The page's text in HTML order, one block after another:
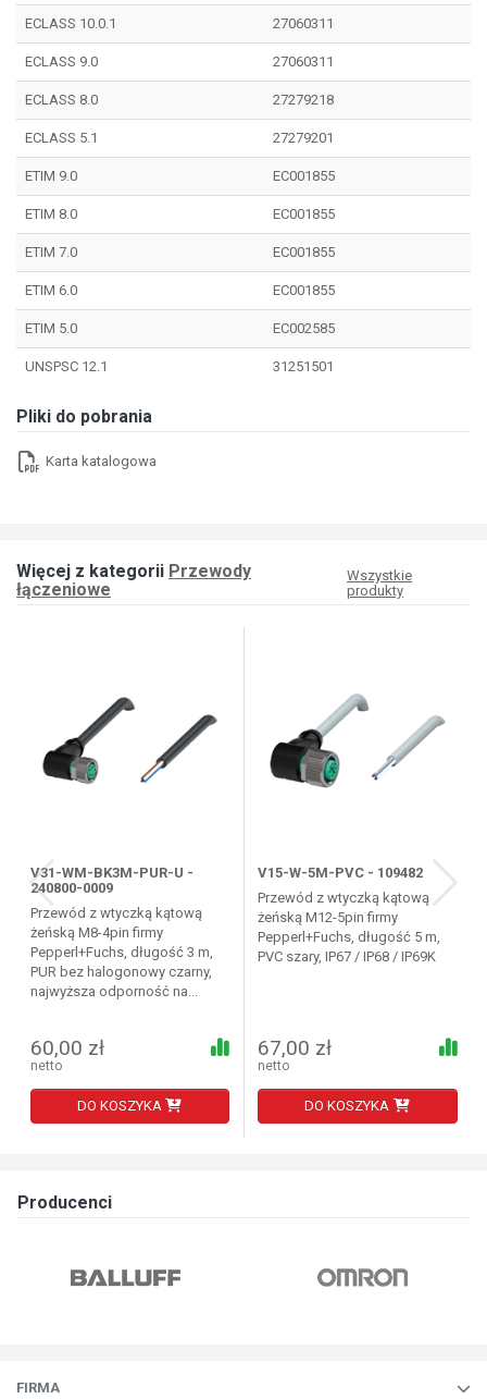
ECLASS 10.0.1 27060311
ECLASS 9.0 27060311
ECLASS 8.0 27279218
ECLASS 5.1 27279201
ETIM 9.0 EC001855
ETIM 8.0 EC001855
ETIM 7.0 EC001855
ETIM 6.0 EC001855
ETIM 5.0 EC002585
UNSPSC 12.1 31251501
Pliki do pobrania
Karta katalogowa
Więcej z kategorii Przewody
łączeniowe
Wszystkie
produkty
V31-WM-BK3M-PUR-U -
240800-0009
Przewód z wtyczką kątową
żeńską M8-4pin firmy
Pepperl+Fuchs, długość 3 m,
PUR bez halogonowy czarny,
najwyższa odporność na...
60,00 zł
netto
DO KOSZYKA
V15-W-5M-PVC - 109482
Przewód z wtyczką kątową
żeńską M12-5pin firmy
Pepperl+Fuchs, długość 5 m,
PVC szary, IP67 / IP68 / IP69K
67,00 zł
netto
DO KOSZYKA
Producenci
FIRMA